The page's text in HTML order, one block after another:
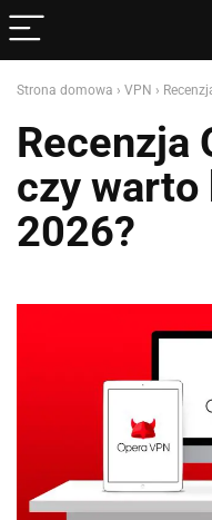
Strona domowa › VPN ›
Recenzja
czy warto
2026?